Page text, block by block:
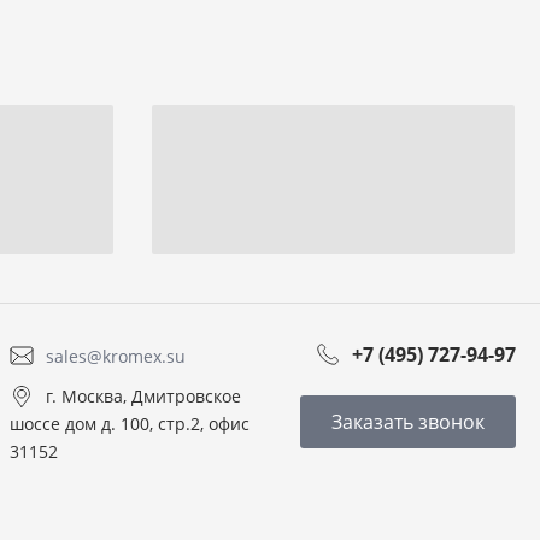
sales@kromex.su +7 (495) 727-94-97
г. Москва, Дмитровское
шоссе дом д. 100, стр.2, офис
31152
Заказать звонок